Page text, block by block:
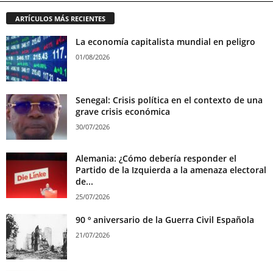
ARTÍCULOS MÁS RECIENTES
La economía capitalista mundial en peligro
01/08/2026
Senegal: Crisis política en el contexto de una
grave crisis económica
30/07/2026
Alemania: ¿Cómo debería responder el
Partido de la Izquierda a la amenaza electoral
de...
25/07/2026
90 º aniversario de la Guerra Civil Española
21/07/2026